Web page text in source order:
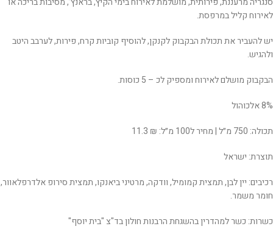
לאירוח קליל במרפסת.
יש להעביר את תכולת הבקבוק לקנקן, להוסיף קוביות קרח, פירות, לערבב היטב
ולהגיש.
הבקבוק מושלם לאירוח ומספיק לכ – 5 כוסות.
8% אלכוהול
תכולה: 750 מ״ל | מחיר ל100 מ״ל: ₪ 11.3
תוצרת: ישראל
רכיבים: יין לבן, תמצית קמומיל, וודקה, מרטיני ביאנקו, תמצית סירופ אלדרפלאוור,
חומר משמר.
כשרות: כשר למהדרין בהשגחת הרבנות חולון בד"צ "בית יוסף"